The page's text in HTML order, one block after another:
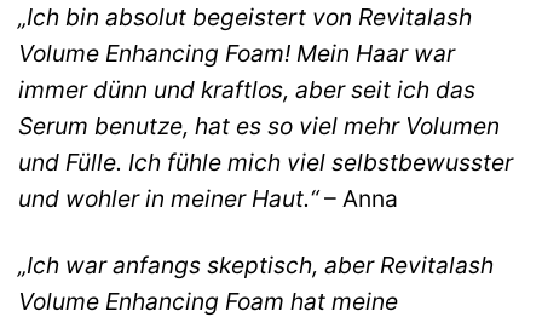
„Ich bin absolut begeistert von Revitalash
Volume Enhancing Foam! Mein Haar war
immer dünn und kraftlos, aber seit ich das
Serum benutze, hat es so viel mehr Volumen
und Fülle. Ich fühle mich viel selbstbewusster
und wohler in meiner Haut.“– Anna
„Ich war anfangs skeptisch, aber Revitalash
Volume Enhancing Foam hat meine